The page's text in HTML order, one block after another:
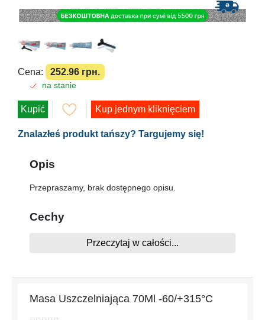
Cena: 252.96 грн.
na stanie
Kupić Kup jednym kliknięciem
Znalazłeś produkt tańszy? Targujemy się!
Opis
Przepraszamy, brak dostępnego opisu.
Cechy
Niestety nie ma specyfikacji
Przeczytaj w całości...
Masa Uszczelniająca 70Ml -60/+315°C